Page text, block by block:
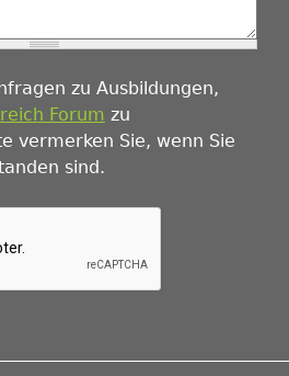
zu Ausbildungen,
Forum zu
vermerken Sie, wenn Sie
sind.